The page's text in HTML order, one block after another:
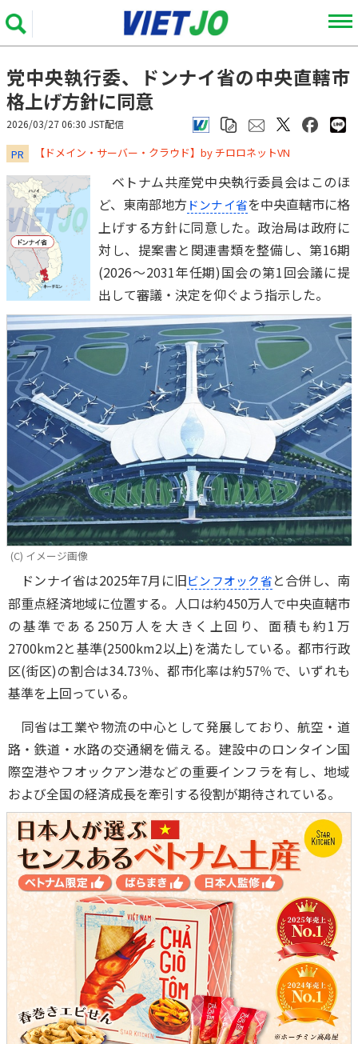
党中央執行委、ドンナイ省の中央直轄市
格上げ方針に同意
2026/03/27 06:30 JST配信
PR ​​​​​​​【ドメイン・サーバー・クラウド】by チロロネットVN
ベトナム共産党中央執行委員会はこのほ
ど、東南部地方ドンナイ省を中央直轄市に格
上げする方針に同意した。政治局は政府に
対し、提案書と関連書類を整備し、第16期
(2026～2031年任期)国会の第1回会議に提
出して審議・決定を仰ぐよう指示した。
(C) イメージ画像
ドンナイ省は2025年7月に旧ビンフオック省と合併し、南
部重点経済地域に位置する。人口は約450万人で中央直轄市
の基準である250万人を大きく上回り、面積も約1万
2700km2と基準(2500km2以上)を満たしている。都市行政
区(街区)の割合は34.73％、都市化率は約57％で、いずれも
基準を上回っている。
同省は工業や物流の中心として発展しており、航空・道
路・鉄道・水路の交通網を備える。建設中のロンタイン国
際空港やフオックアン港などの重要インフラを有し、地域
および全国の経済成長を牽引する役割が期待されている。